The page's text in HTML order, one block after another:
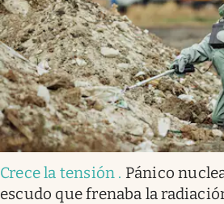
Crece la tensión . Pánico
escudo que frenaba la